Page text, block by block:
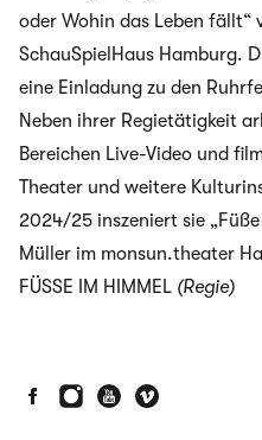
oder Wohin das Leben fällt“
SchauSpielHaus Hamburg.
eine Einladung zu den
Neben ihrer Regietätigkeit
Bereichen Live-Video und
Theater und weitere
2024/25 inszeniert sie
Müller im monsun.theater
FÜSSE IM HIMMEL (Regie)